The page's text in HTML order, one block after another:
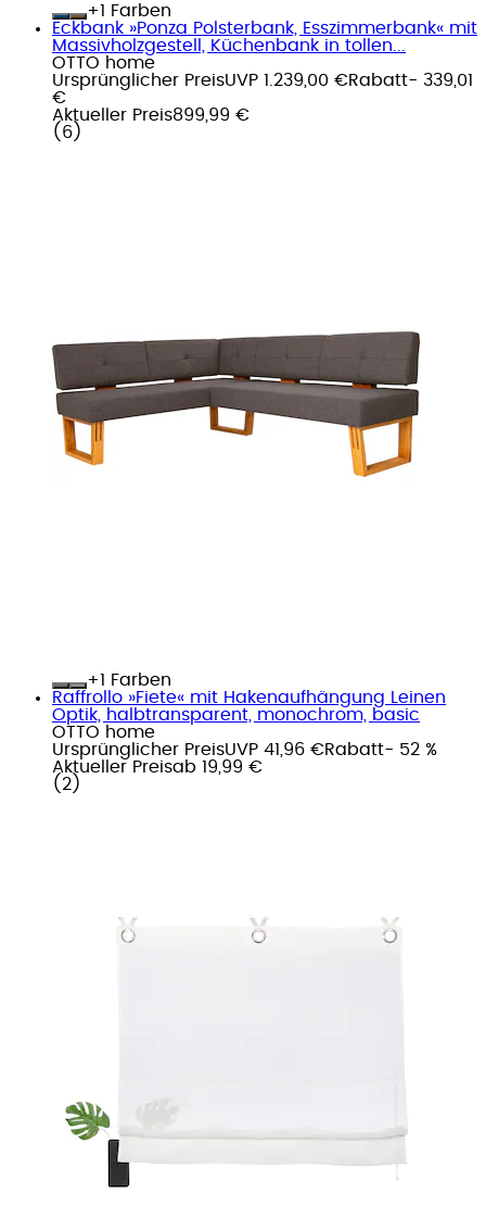
+
Farben
Eckbank »Ponza Polsterbank, Esszimmerbank« mit
Massivholzgestell, Küchenbank in tollen...
OTTO home
Ursprünglicher PreisUVP 1.239,00 €Rabatt- 339,01
€
Aktueller Preis899,99 €
( 6 )
+
Farben
Raffrollo »Fiete« mit Hakenaufhängung Leinen
Optik, halbtransparent, monochrom, basic
OTTO home
Ursprünglicher PreisUVP 41,96 €Rabatt- 52 %
Aktueller Preisab 19,99 €
( 2 )